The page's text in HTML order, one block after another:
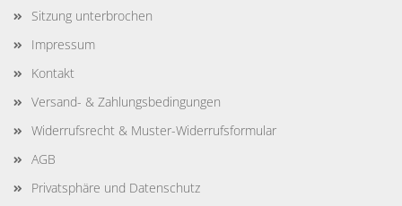
Sitzung unterbrochen
Impressum
Kontakt
Versand- & Zahlungsbedingungen
Widerrufsrecht & Muster-Widerrufsformular
AGB
Privatsphäre und Datenschutz